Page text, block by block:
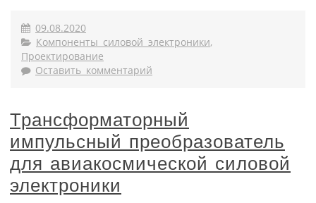
09.08.2020
Компоненты силовой электроники,
Проектирование
Оставить комментарий
Трансформаторный
импульсный преобразователь
для авиакосмической силовой
электроники